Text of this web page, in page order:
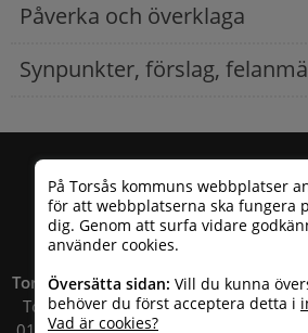
På Torsås kommuns webbplatser
för att webbplatserna ska fungera
dig. Genom att surfa vidare
använder cookies.
Översätta sidan: Vill du kunna
behöver du först acceptera detta i
Vad är cookies?
Påverka och överklaga
Synpunkter, förslag,
Torsås kommun| Besöksadress:
Torsås kommun, Box 503, 385 25